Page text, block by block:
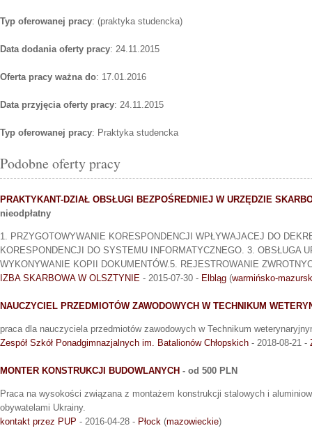
Typ oferowanej pracy: (praktyka studencka)
Data dodania oferty pracy: 24.11.2015
Oferta pracy ważna do: 17.01.2016
Data przyjęcia oferty pracy: 24.11.2015
Typ oferowanej pracy: Praktyka studencka
Podobne oferty pracy
PRAKTYKANT-DZIAŁ OBSŁUGI BEZPOŚREDNIEJ W URZĘDZIE
nieodpłatny
1. PRZYGOTOWYWANIE KORESPONDENCJI WPŁYWAJACEJ DO
KORESPONDENCJI DO SYSTEMU INFORMATYCZNEGO. 3. OBSŁUGA
WYKONYWANIE KOPII DOKUMENTÓW.5. REJESTROWANIE
IZBA SKARBOWA W OLSZTYNIE - 2015-07-30 - Elbląg (warmińsko-
NAUCZYCIEL PRZEDMIOTÓW ZAWODOWYCH W TECHNIKUM
praca dla nauczyciela przedmiotów zawodowych w Technikum
Zespół Szkół Ponadgimnazjalnych im. Batalionów Chłopskich - 2018-08-21 -
MONTER KONSTRUKCJI BUDOWLANYCH - od 500 PLN
Praca na wysokości związana z montażem konstrukcji stalowych i
obywatelami Ukrainy.
kontakt przez PUP - 2016-04-28 - Płock (mazowieckie)